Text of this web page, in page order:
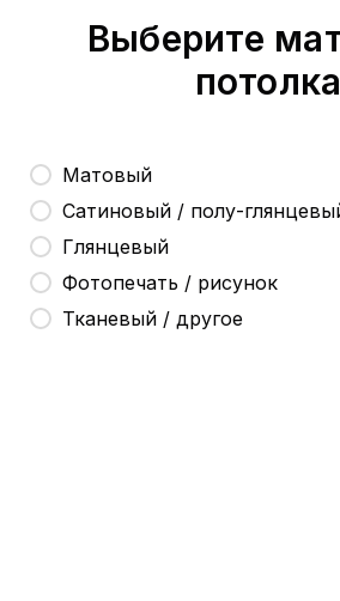
Выберите
потолка
Матовый
Сатиновый / полу-
Глянцевый
Фотопечать / рисунок
Тканевый / другое